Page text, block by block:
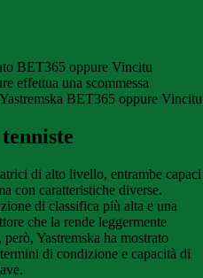
BET365 oppure Vincitu
effettua una scommessa
BET365 oppure Vincitu
di alto livello, entrambe capaci
con caratteristiche diverse.
di classifica più alta e una
che la rende leggermente
Yastremska ha mostrato
di condizione e capacità di